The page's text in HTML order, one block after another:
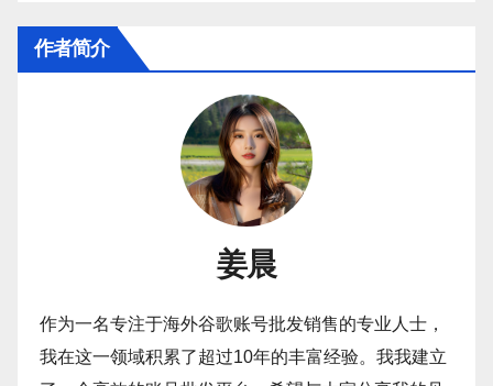
作者简介
姜晨
作为一名专注于海外谷歌账号批发销售的专业人士，
我在这一领域积累了超过10年的丰富经验。我我建立